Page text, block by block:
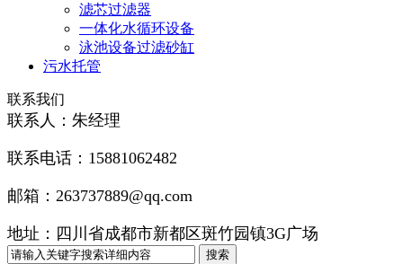
滤芯过滤器
一体化水循环设备
泳池设备过滤砂缸
污水托管
联系我们
联系人：朱经理
联系电话：15881062482
邮箱：263737889@qq.com
地址：四川省成都市新都区斑竹园镇3G广场